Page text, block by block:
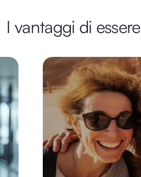
I vantaggi di